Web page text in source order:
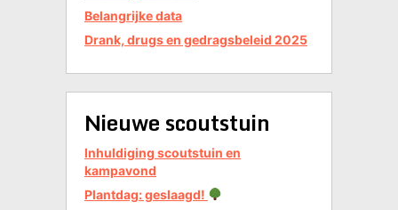
Belangrijke data
Drank, drugs en gedragsbeleid 2025
Nieuwe scoutstuin
Inhuldiging scoutstuin en
kampavond
Plantdag: geslaagd!